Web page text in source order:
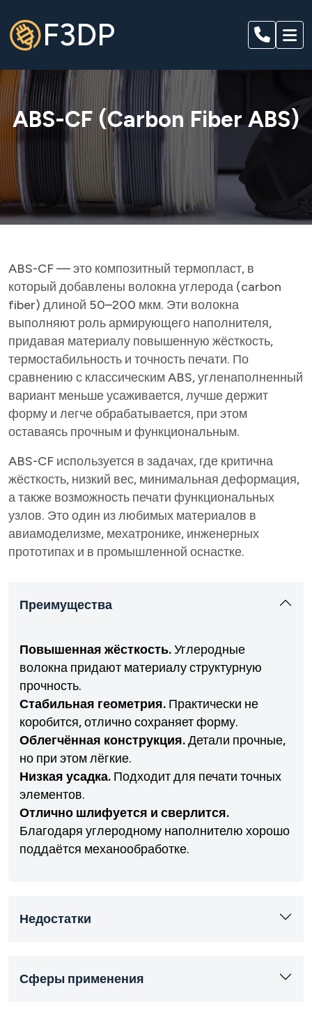
F3DP
ABS-CF (Carbon Fiber ABS)
ABS-CF — это композитный термопласт, в
который добавлены волокна углерода (carbon
fiber) длиной 50–200 мкм. Эти волокна
выполняют роль армирующего наполнителя,
придавая материалу повышенную жёсткость,
термостабильность и точность печати. По
сравнению с классическим ABS, угленаполненный
вариант меньше усаживается, лучше держит
форму и легче обрабатывается, при этом
оставаясь прочным и функциональным.
ABS-CF используется в задачах, где критична
жёсткость, низкий вес, минимальная деформация,
а также возможность печати функциональных
узлов. Это один из любимых материалов в
авиамоделизме, мехатронике, инженерных
прототипах и в промышленной оснастке.
Преимущества
Повышенная жёсткость.Углеродные
волокна придают материалу структурную
прочность.
Стабильная геометрия. Практически не
коробится, отлично сохраняет форму.
Облегчённая конструкция.Детали прочные,
но при этом лёгкие.
Низкая усадка. Подходит для печати точных
элементов.
Отлично шлифуется и сверлится.
Благодаря углеродному наполнителю хорошо
поддаётся механообработке.
Недостатки
Сферы применения